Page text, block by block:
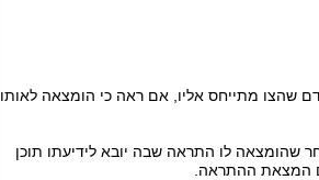
19 ו-20 אף שלא בנוכחות האדם שהצו מתייחס אליו, אם ראה כי הומצאה לאותו
אותו אדם, אלא לאחר שהומצאה לו התראה שבה יובא לידיעתו תוכן
המצאת ההתראה.